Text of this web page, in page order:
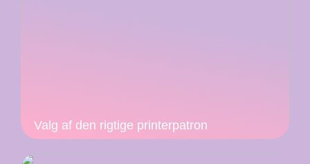
Valg af den rigtige printerpatron